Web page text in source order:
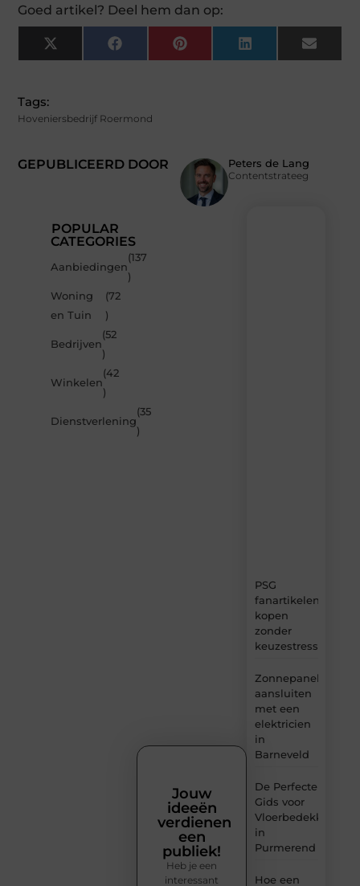
Goed artikel? Deel hem dan op:
X
(Twitter)
FacebookPinterest LinkedIn Email
GEPUBLICEERD DOOR Peters de Lang
Contentstrateeg
Tags:
Hoveniersbedrijf Roermond
POPULAR
CATEGORIES
Aanbiedingen
(137
)
Woning
en Tuin
(72
)
Bedrijven
(52
)
Winkelen
(42
)
Dienstverlening
(35
)
PSG
fanartikelen
kopen
zonder
keuzestress
Zonnepanelen
aansluiten
met een
elektricien
in
Barneveld
De Perfecte
Gids voor
Vloerbedekking
in
Purmerend
Hoe een
Jouw
ideeën
verdienen
een
publiek!
Heb je een
interessant